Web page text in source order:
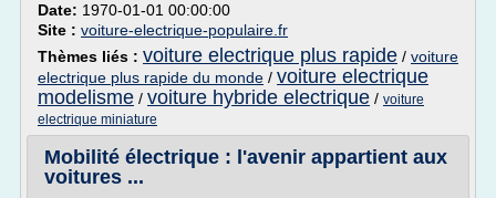
Date: 1970-01-01 00:00:00
Site : voiture-electrique-populaire.fr
Thèmes liés : voiture electrique plus rapide / voiture
electrique plus rapide du monde / voiture electrique
modelisme / voiture hybride electrique / voiture
electrique miniature
Mobilité électrique : l'avenir appartient aux
voitures ...